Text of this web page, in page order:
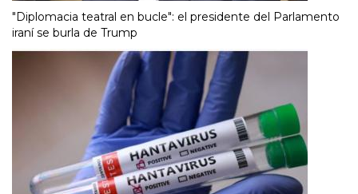
"Diplomacia teatral en bucle": el presidente del Parlamento
iraní se burla de Trump